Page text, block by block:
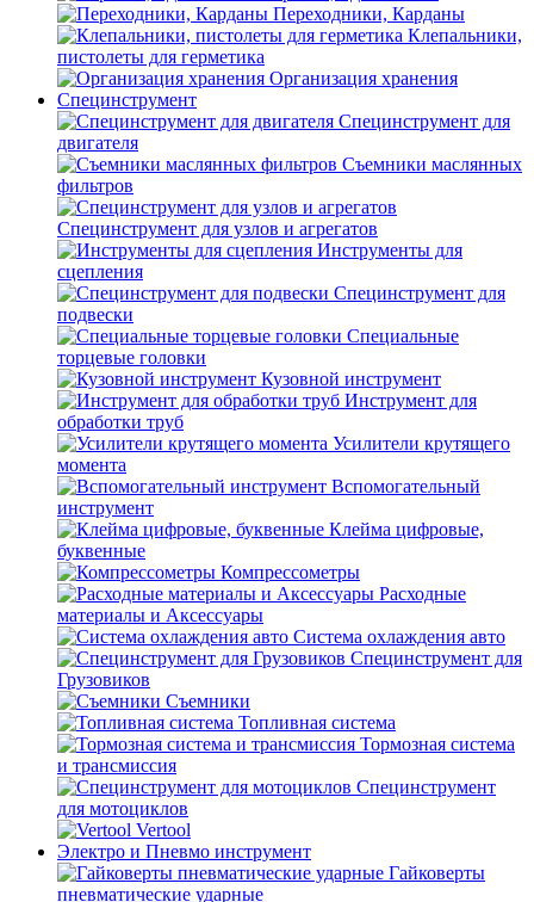
Переходники, Карданы
Клепальники,
пистолеты для герметика
Организация хранения
Специнструмент
Специнструмент для
двигателя
Съемники маслянных
фильтров
Специнструмент для узлов и агрегатов
Инструменты для
сцепления
Специнструмент для
подвески
Специальные
торцевые головки
Кузовной инструмент
Инструмент для
обработки труб
Усилители крутящего
момента
Вспомогательный
инструмент
Клейма цифровые,
буквенные
Компрессометры
Расходные
материалы и Аксессуары
Система охлаждения авто
Специнструмент для
Грузовиков
Съемники
Топливная система
Тормозная система
и трансмиссия
Специнструмент
для мотоциклов
Vertool
Электро и Пневмо инструмент
Гайковерты
пневматические ударные